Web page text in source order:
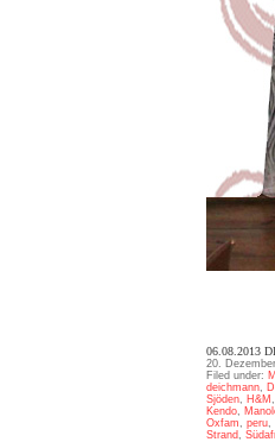
06.08.2013
20.
Filed under:
deichmann
Sjöden
H&M
Kendo
Oxfam
peru
Strand